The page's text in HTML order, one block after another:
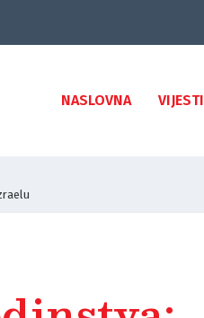
NASLOVNA VIJESTI